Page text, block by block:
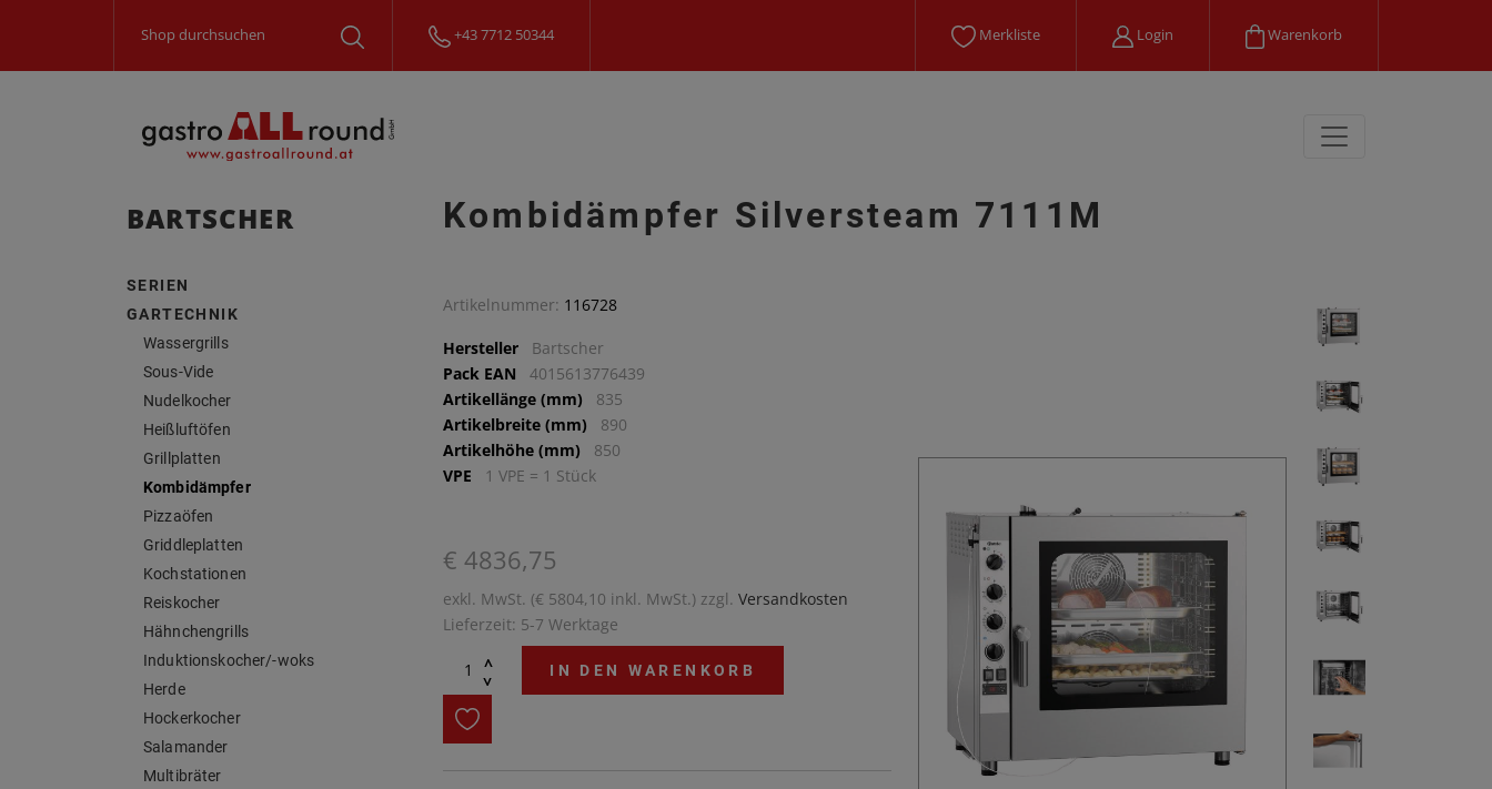
+43 7712 50344 Merkliste Login Warenkorb
BARTSCHER
SERIEN
GARTECHNIK
Wassergrills
Sous-Vide
Nudelkocher
Heißluftöfen
Grillplatten
Kombidämpfer
Pizzaöfen
Griddleplatten
Kochstationen
Reiskocher
Hähnchengrills
Induktionskocher/-woks
Herde
Hockerkocher
Salamander
Multibräter
Kombidämpfer Silversteam 7111M
Artikelnummer: 116728
Hersteller
Bartscher
Pack EAN
4015613776439
Artikellänge (mm)
835
Artikelbreite (mm)
890
Artikelhöhe (mm)
850
VPE
1 VPE = 1 Stück
€ 4836,75
exkl. MwSt. (€ 5804,10 inkl. MwSt.) zzgl. Versandkosten
Lieferzeit: 5-7 Werktage
^
^
IN DEN WARENKORB